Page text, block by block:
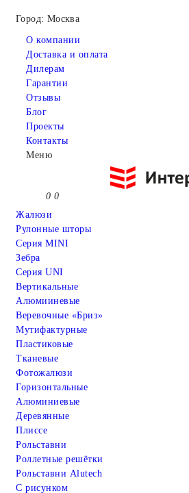
Город: Москва
О компании
Доставка и оплата
Дилерам
Гарантии
Отзывы
Блог
Проекты
Контакты
Меню
0 0
Жалюзи
Рулонные шторы
Серия MINI
Зебра
Серия UNI
Вертикальные
Алюмииневые
Веревочные «Бриз»
Мутифактурные
Пластиковые
Тканевые
Фотожалюзи
Горизонтальные
Алюминиевые
Деревянные
Плиссе
Рольставни
Роллетные решётки
Рольставни Alutech
С рисунком